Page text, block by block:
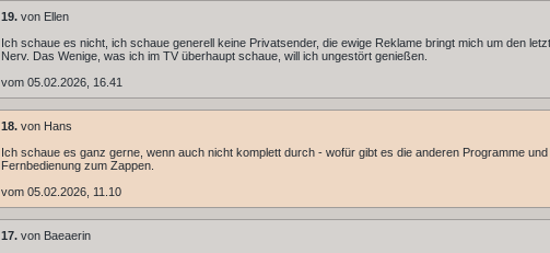
19. von Ellen
Ich schaue es nicht, ich schaue generell keine Privatsender, die ewige Reklame bringt mich um den
Nerv. Das Wenige, was ich im TV überhaupt schaue, will ich ungestört genießen.
vom 05.02.2026, 16.41
18. von Hans
Ich schaue es ganz gerne, wenn auch nicht komplett durch - wofür gibt es die anderen Programme und
Fernbedienung zum Zappen.
vom 05.02.2026, 11.10
17. von Baeaerin